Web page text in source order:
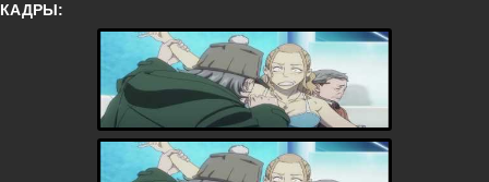
КАДРЫ: